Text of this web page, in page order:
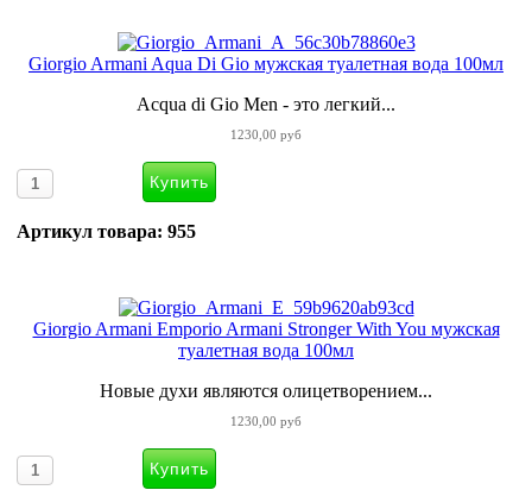
Giorgio Armani Aqua Di Gio мужская туалетная вода 100мл
Acqua di Gio Men - это легкий...
1230,00 руб
Артикул товара: 955
Giorgio Armani Emporio Armani Stronger With You мужская
туалетная вода 100мл
Новые духи являются олицетворением...
1230,00 руб